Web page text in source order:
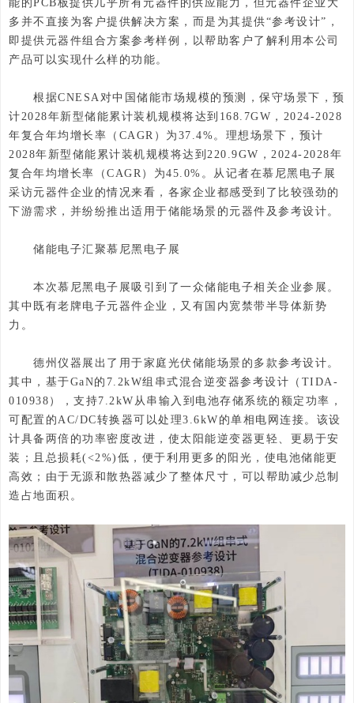
能的PCB板提供几乎所有元器件的供应能力，但元器件企业大
多并不直接为客户提供解决方案，而是为其提供“参考设计”，
即提供元器件组合方案参考样例，以帮助客户了解利用本公司
产品可以实现什么样的功能。
根据CNESA对中国储能市场规模的预测，保守场景下，预
计2028年新型储能累计装机规模将达到168.7GW，2024-2028
年复合年均增长率（CAGR）为37.4%。理想场景下，预计
2028年新型储能累计装机规模将达到220.9GW，2024-2028年
复合年均增长率（CAGR）为45.0%。从记者在慕尼黑电子展
采访元器件企业的情况来看，各家企业都感受到了比较强劲的
下游需求，并纷纷推出适用于储能场景的元器件及参考设计。
储能电子汇聚慕尼黑电子展
本次慕尼黑电子展吸引到了一众储能电子相关企业参展。
其中既有老牌电子元器件企业，又有国内宽禁带半导体新势
力。
德州仪器展出了用于家庭光伏储能场景的多款参考设计。
其中，基于GaN的7.2kW组串式混合逆变器参考设计（TIDA-
010938），支持7.2kW从串输入到电池存储系统的额定功率，
可配置的AC/DC转换器可以处理3.6kW的单相电网连接。该设
计具备两倍的功率密度改进，使太阳能逆变器更轻、更易于安
装；且总损耗(<2%)低，便于利用更多的阳光，使电池储能更
高效；由于无源和散热器减少了整体尺寸，可以帮助减少总制
造占地面积。